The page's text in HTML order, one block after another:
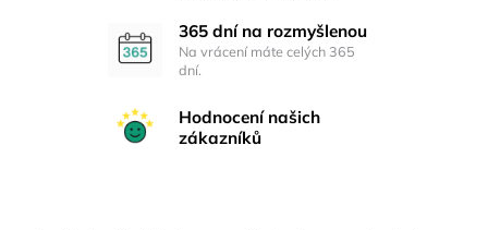
365 dní na rozmyšlenou
Na vrácení máte celých 365
dní.
Hodnocení našich
zákazníků